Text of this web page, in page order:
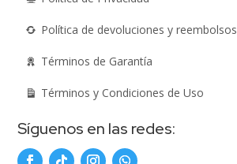
Política de devoluciones y reembolsos
Términos de Garantía
Términos y Condiciones de Uso
Síguenos en las redes: